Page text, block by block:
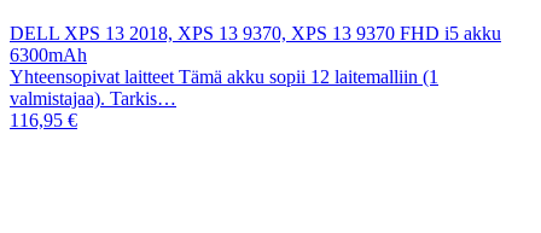
DELL XPS 13 2018, XPS 13 9370, XPS 13 9370 FHD i5 akku
6300mAh
Yhteensopivat laitteet Tämä akku sopii 12 laitemalliin (1
valmistajaa). Tarkis…
116,95 €